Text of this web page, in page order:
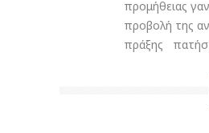
προμήθειας
προβολή της
πράξης